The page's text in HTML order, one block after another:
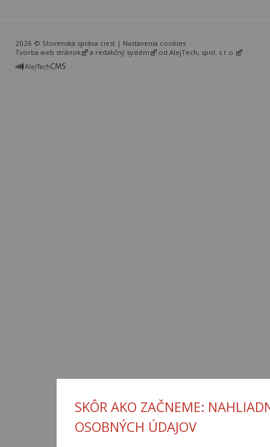
SKÔR AKO ZAČNEME:
OSOBNÝCH ÚDAJOV
2026 © Slovenská správa ciest | Nastavenia cookies
Tvorba web stránok
a redakčný systém od AlejTech, spol. s r.o.